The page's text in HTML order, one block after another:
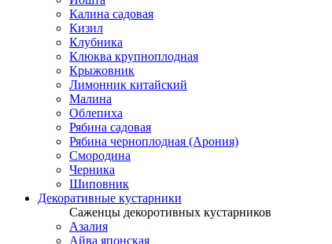
Калина садовая
Кизил
Клубника
Клюква крупноплодная
Крыжовник
Лимонник китайский
Малина
Облепиха
Рябина садовая
Рябина черноплодная (Арония)
Смородина
Черника
Шиповник
Декоративные кустарники
Саженцы декоротивных кустарников
Азалия
Айва японская